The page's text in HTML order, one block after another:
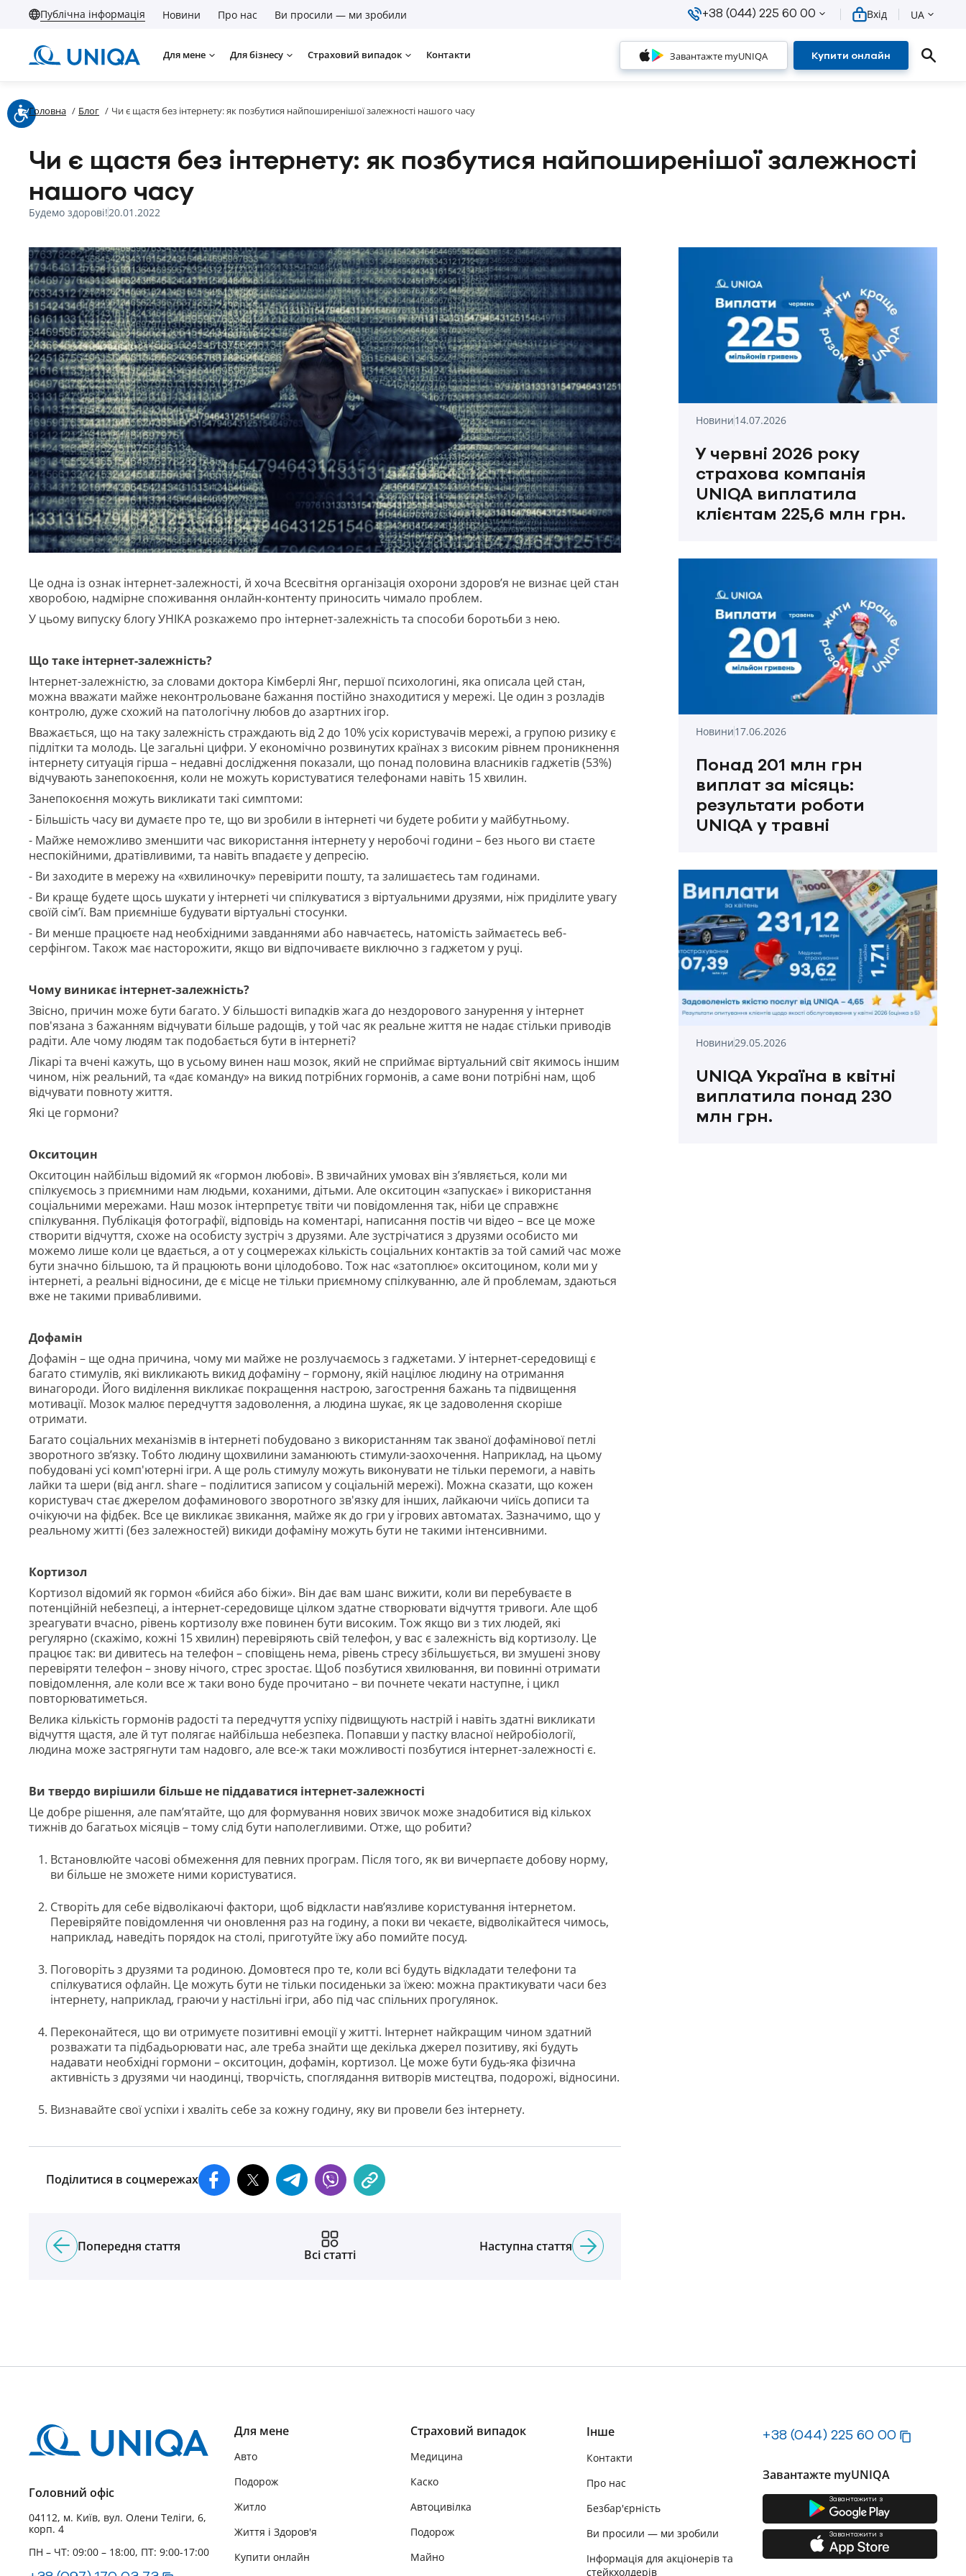
Публічна інформація Новини Про нас Ви просили — ми зробили +38 (044) 225 60 00 Вхід UA
Для мене Для бізнесу Страховий випадок Контакти Завантажте myUNIQA Купити онлайн
Головна / Блог / Чи є щастя без інтернету: як позбутися найпоширенішої залежності нашого часу
Чи є щастя без інтернету: як позбутися найпоширенішої залежності
нашого часу
Будемо здорові!20.01.2022
Це одна із ознак інтернет-залежності, й хоча Всесвітня організація охорони здоров’я не визнає цей стан
хворобою, надмірне споживання онлайн-контенту приносить чимало проблем.
У цьому випуску блогу УНІКА розкажемо про інтернет-залежність та способи боротьби з нею.
Що таке інтернет-залежність?
Інтернет-залежністю, за словами доктора Кімберлі Янг, першої психологині, яка описала цей стан,
можна вважати майже неконтрольоване бажання постійно знаходитися у мережі. Це один з розладів
контролю, дуже схожий на патологічну любов до азартних ігор.
Вважається, що на таку залежність страждають від 2 до 10% усіх користувачів мережі, а групою ризику є
підлітки та молодь. Це загальні цифри. У економічно розвинутих країнах з високим рівнем проникнення
інтернету ситуація гірша – недавні дослідження показали, що понад половина власників гаджетів (53%)
відчувають занепокоєння, коли не можуть користуватися телефонами навіть 15 хвилин.
Занепокоєння можуть викликати такі симптоми:
- Більшість часу ви думаєте про те, що ви зробили в інтернеті чи будете робити у майбутньому.
- Майже неможливо зменшити час використання інтернету у неробочі години – без нього ви стаєте
неспокійними, дратівливими, та навіть впадаєте у депресію.
- Ви заходите в мережу на «хвилиночку» перевірити пошту, та залишаєтесь там годинами.
- Ви краще будете щось шукати у інтернеті чи спілкуватися з віртуальними друзями, ніж приділите увагу
своїй сім’ї. Вам приємніше будувати віртуальні стосунки.
- Ви менше працюєте над необхідними завданнями або навчаєтесь, натомість займаєтесь веб-
серфінгом. Також має насторожити, якщо ви відпочиваєте виключно з гаджетом у руці.
Чому виникає інтернет-залежність?
Звісно, причин може бути багато. У більшості випадків жага до нездорового занурення у інтернет
пов'язана з бажанням відчувати більше радощів, у той час як реальне життя не надає стільки приводів
радіти. Але чому людям так подобається бути в інтернеті?
Лікарі та вчені кажуть, що в усьому винен наш мозок, який не сприймає віртуальний світ якимось іншим
чином, ніж реальний, та «дає команду» на викид потрібних гормонів, а саме вони потрібні нам, щоб
відчувати повноту життя.
Які це гормони?
Окситоцин
Окситоцин найбільш відомий як «гормон любові». В звичайних умовах він з’являється, коли ми
спілкуємось з приємними нам людьми, коханими, дітьми. Але окситоцин «запускає» і використання
соціальними мережами. Наш мозок інтерпретує твіти чи повідомлення так, ніби це справжнє
спілкування. Публікація фотографії, відповідь на коментарі, написання постів чи відео – все це може
створити відчуття, схоже на особисту зустріч з друзями. Але зустрічатися з друзями особисто ми
можемо лише коли це вдається, а от у соцмережах кількість соціальних контактів за той самий час може
бути значно більшою, та й працюють вони цілодобово. Тож нас «затоплює» окситоцином, коли ми у
інтернеті, а реальні відносини, де є місце не тільки приємному спілкуванню, але й проблемам, здаються
вже не такими привабливими.
Дофамін
Дофамін – ще одна причина, чому ми майже не розлучаємось з гаджетами. У інтернет-середовищі є
багато стимулів, які викликають викид дофаміну – гормону, якій націлює людину на отримання
винагороди. Його виділення викликає покращення настрою, загострення бажань та підвищення
мотивації. Мозок малює передчуття задоволення, а людина шукає, як це задоволення скоріше
отримати.
Багато соціальних механізмів в інтернеті побудовано з використанням так званої дофамінової петлі
зворотного зв’язку. Тобто людину щохвилини заманюють стимули-заохочення. Наприклад, на цьому
побудовані усі комп'ютерні ігри. А ще роль стимулу можуть виконувати не тільки перемоги, а навіть
лайки та шери (від англ. share – поділитися записом у соціальній мережі). Можна сказати, що кожен
користувач стає джерелом дофаминового зворотного зв'язку для інших, лайкаючи чиїсь дописи та
очікуючи на фідбек. Все це викликає звикання, майже як до гри у ігрових автоматах. Зазначимо, що у
реальному житті (без залежностей) викиди дофаміну можуть бути не такими інтенсивними.
Кортизол
Кортизол відомий як гормон «бийся або біжи». Він дає вам шанс вижити, коли ви перебуваєте в
потенційній небезпеці, а інтернет-середовище цілком здатне створювати відчуття тривоги. Але щоб
зреагувати вчасно, рівень кортизолу вже повинен бути високим. Тож якщо ви з тих людей, які
регулярно (скажімо, кожні 15 хвилин) перевіряють свій телефон, у вас є залежність від кортизолу. Це
працює так: ви дивитесь на телефон – сповіщень нема, рівень стресу збільшується, ви змушені знову
перевіряти телефон – знову нічого, стрес зростає. Щоб позбутися хвилювання, ви повинні отримати
повідомлення, але коли все ж таки воно буде прочитано – ви почнете чекати наступне, і цикл
повторюватиметься.
Велика кількість гормонів радості та передчуття успіху підвищують настрій і навіть здатні викликати
відчуття щастя, але й тут полягає найбільша небезпека. Попавши у пастку власної нейробіології,
людина може застрягнути там надовго, але все-ж таки можливості позбутися інтернет-залежності є.
Ви твердо вирішили більше не піддаватися інтернет-залежності
Це добре рішення, але пам’ятайте, що для формування нових звичок може знадобитися від кількох
тижнів до багатьох місяців – тому слід бути наполегливими. Отже, що робити?
Встановлюйте часові обмеження для певних програм. Після того, як ви вичерпаєте добову норму,
ви більше не зможете ними користуватися.
Створіть для себе відволікаючі фактори, щоб відкласти нав’язливе користування інтернетом.
Перевіряйте повідомлення чи оновлення раз на годину, а поки ви чекаєте, відволікайтеся чимось,
наприклад, наведіть порядок на столі, приготуйте їжу або помийте посуд.
Поговоріть з друзями та родиною. Домовтеся про те, коли всі будуть відкладати телефони та
спілкуватися офлайн. Це можуть бути не тільки посиденьки за їжею: можна практикувати часи без
інтернету, наприклад, граючи у настільні ігри, або під час спільних прогулянок.
Переконайтеся, що ви отримуєте позитивні емоції у житті. Інтернет найкращим чином здатний
розважати та підбадьорювати нас, але треба знайти ще декілька джерел позитиву, які будуть
надавати необхідні гормони – окситоцин, дофамін, кортизол. Це може бути будь-яка фізична
активність з друзями чи наодинці, творчість, споглядання витворів мистецтва, подорожі, відносини.
Визнавайте свої успіхи і хваліть себе за кожну годину, яку ви провели без інтернету.
Поділитися в соцмережах
Попередня стаття
Всі статті
Наступна стаття
Новини14.07.2026
У червні 2026 року
страхова компанія
UNIQA виплатила
клієнтам 225,6 млн грн.
Новини17.06.2026
Понад 201 млн грн
виплат за місяць:
результати роботи
UNIQA у травні
Новини29.05.2026
UNIQA Україна в квітні
виплатила понад 230
млн грн.
Головний офіс
04112, м. Київ, вул. Олени Теліги, 6,
корп. 4
ПН – ЧТ: 09:00 – 18:00, ПТ: 9:00-17:00
Для мене
Авто
Подорож
Житло
Життя і Здоров'я
Купити онлайн
Страховий випадок
Медицина
Каско
Автоцивілка
Подорож
Майно
Інше
Контакти
Про нас
Безбар'єрність
Ви просили — ми зробили
Інформація для акціонерів та
стейкхолдерів
+38 (044) 225 60 00
Завантажте myUNIQA
Завантажити з
Завантажити з